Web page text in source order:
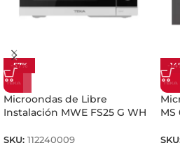
-57%
Microondas de Libre
Instalación MWE FS25 G WH
SKU: 112240009
-
MS